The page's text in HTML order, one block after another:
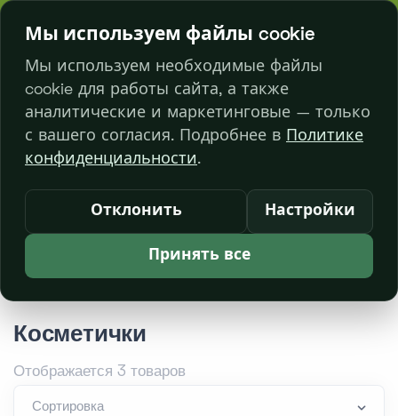
068 329 333
0
Изделия из натуральной пробковой кожи
Косметички
Косметички
Отображается 3 товаров
Мы используем файлы cookie
Мы используем необходимые файлы
cookie для работы сайта, а также
аналитические и маркетинговые — только
с вашего согласия. Подробнее в
Политике
конфиденциальности.
Отклонить Настройки
Принять все